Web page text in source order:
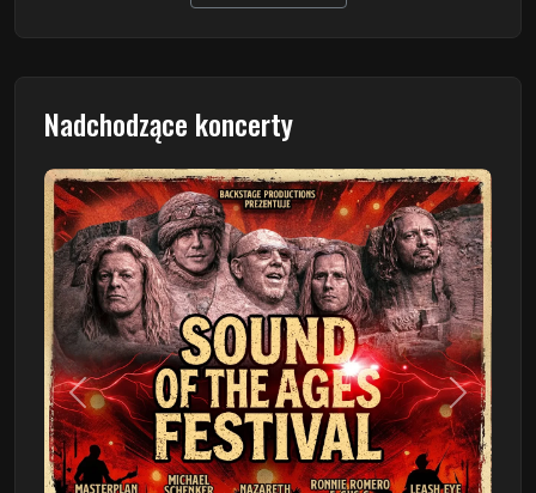
Nadchodzące koncerty
Poprzedni Następny